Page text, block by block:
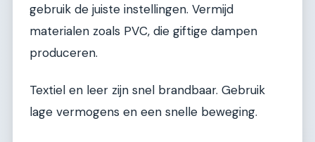
gebruik de juiste instellingen. Vermijd
materialen zoals PVC, die giftige dampen
produceren.
Textiel en leer zijn snel brandbaar. Gebruik
lage vermogens en een snelle beweging.